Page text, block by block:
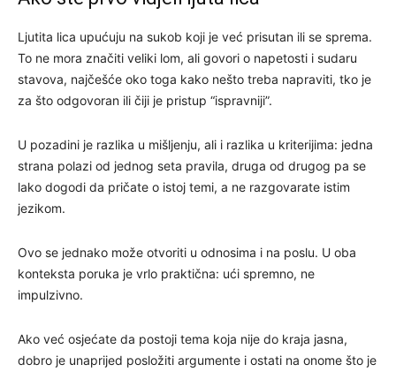
Ljutita lica upućuju na sukob koji je već prisutan ili se sprema.
To ne mora značiti veliki lom, ali govori o napetosti i sudaru
stavova, najčešće oko toga kako nešto treba napraviti, tko je
za što odgovoran ili čiji je pristup “ispravniji”.
U pozadini je razlika u mišljenju, ali i razlika u kriterijima: jedna
strana polazi od jednog seta pravila, druga od drugog pa se
lako dogodi da pričate o istoj temi, a ne razgovarate istim
jezikom.
Ovo se jednako može otvoriti u odnosima i na poslu. U oba
konteksta poruka je vrlo praktična: ući spremno, ne
impulzivno.
Ako već osjećate da postoji tema koja nije do kraja jasna,
dobro je unaprijed posložiti argumente i ostati na onome što je